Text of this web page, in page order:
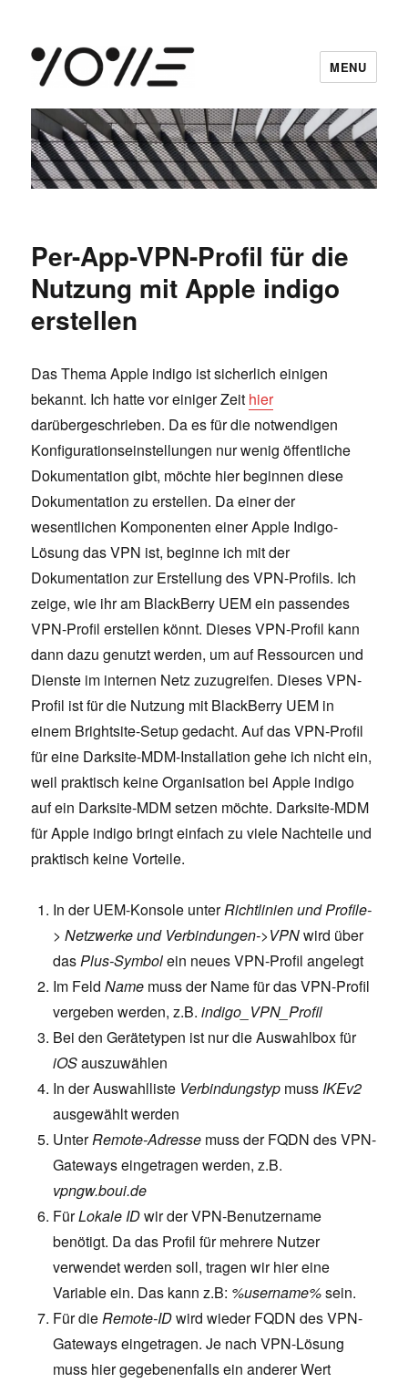
vowe dot net
MENU
Per-App-VPN-Profil für die
Nutzung mit Apple indigo
erstellen
Das Thema Apple indigo ist sicherlich einigen
bekannt. Ich hatte vor einiger Zeit hier
darübergeschrieben. Da es für die notwendigen
Konfigurationseinstellungen nur wenig öffentliche
Dokumentation gibt, möchte hier beginnen diese
Dokumentation zu erstellen. Da einer der
wesentlichen Komponenten einer Apple Indigo-
Lösung das VPN ist, beginne ich mit der
Dokumentation zur Erstellung des VPN-Profils. Ich
zeige, wie ihr am BlackBerry UEM ein passendes
VPN-Profil erstellen könnt. Dieses VPN-Profil kann
dann dazu genutzt werden, um auf Ressourcen und
Dienste im internen Netz zuzugreifen. Dieses VPN-
Profil ist für die Nutzung mit BlackBerry UEM in
einem Brightsite-Setup gedacht. Auf das VPN-Profil
für eine Darksite-MDM-Installation gehe ich nicht ein,
weil praktisch keine Organisation bei Apple indigo
auf ein Darksite-MDM setzen möchte. Darksite-MDM
für Apple indigo bringt einfach zu viele Nachteile und
praktisch keine Vorteile.
In der UEM-Konsole unterRichtlinien und Profile-
> Netzwerke und Verbindungen->VPNwird über
dasPlus-Symbolein neues VPN-Profil angelegt
Im FeldName muss der Name für das VPN-Profil
vergeben werden, z.B.indigo_VPN_Profil
Bei den Gerätetypen ist nur die Auswahlbox für
iOSauszuwählen
In der Auswahlliste Verbindungstyp muss IKEv2
ausgewählt werden
UnterRemote-Adresse muss der FQDN des VPN-
Gateways eingetragen werden, z.B.
vpngw.boui.de
FürLokale IDwir der VPN-Benutzername
benötigt. Da das Profil für mehrere Nutzer
verwendet werden soll, tragen wir hier eine
Variable ein. Das kann z.B: %username%sein.
Für dieRemote-IDwird wieder FQDN des VPN-
Gateways eingetragen. Je nach VPN-Lösung
muss hier gegebenenfalls ein anderer Wert